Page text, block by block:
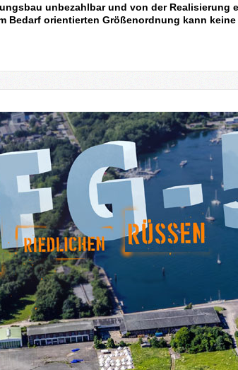
unbezahlbar und von der Realisierung
Bedarf orientierten Größenordnung kann keine